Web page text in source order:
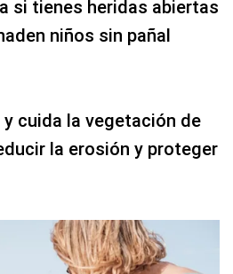
si tienes heridas abiertas
niños sin pañal
cuida la vegetación de
la erosión y proteger